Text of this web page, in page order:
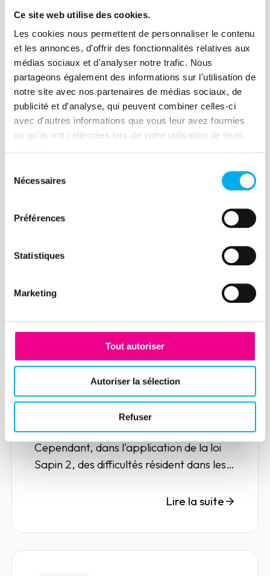
Ce site web utilise des cookies.
Les cookies nous permettent de personnaliser le contenu
et les annonces, d'offrir des fonctionnalités relatives aux
médias sociaux et d'analyser notre trafic. Nous
partageons également des informations sur l'utilisation de
notre site avec nos partenaires de médias sociaux, de
publicité et d'analyse, qui peuvent combiner celles-ci
avec d'autres informations que vous leur avez fournies
ou qu'ils ont collectées lors de votre utilisation de leurs
Nécessaires
Préférences
Statistiques
Marketing
Tout autoriser
Autoriser la sélection
Refuser
à appliquer et à calquer l’évaluation de
l’intégrité des tiers sur sa cartographie
des risques.
Webinar | Évaluation de
l’intégrité des tiers : quel
23 août 2021
Ellisphere
Lire la suite
Article
Loi Sapin 2 : les difficultés
liées à l’évaluation des tiers
16 novembre 2020 Compliance
La lutte contre la corruption est devenue
un véritable enjeu pour les entreprises.
Cependant, dans l'application de la loi
Sapin 2, des difficultés résident dans les
Lire la suite